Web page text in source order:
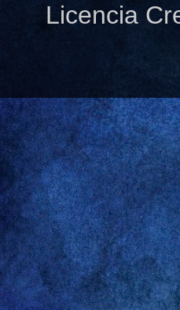
Licencia